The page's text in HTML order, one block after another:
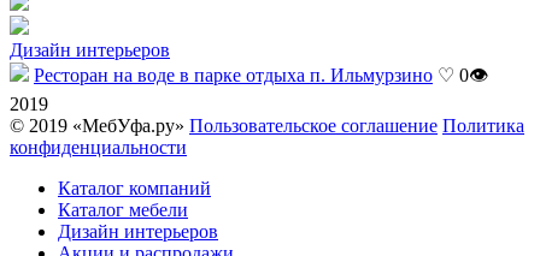
Дизайн интерьеров
Ресторан на воде в парке отдыха п. Ильмурзино ♡ 0👁
2019
© 2019 «МебУфа.ру» Пользовательское соглашение Политика
конфиденциальности
Каталог компаний
Каталог мебели
Дизайн интерьеров